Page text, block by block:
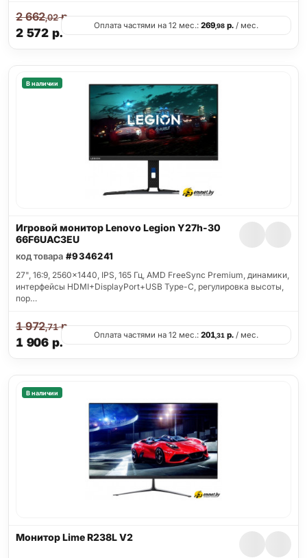
2 572 р.
2 662,02р.
Оплата частями на 12 мес.: 269,98 р. / мес.
В наличии
Игровой монитор Lenovo Legion Y27h-30
66F6UAC3EU
код товара #9346241
27", 16:9, 2560x1440, IPS, 165 Гц, AMD FreeSync Premium, динамики,
интерфейсы HDMI+DisplayPort+USB Type-C, регулировка высоты,
пор…
1 906 р.
1 972,71р.
Оплата частями на 12 мес.: 201,31 р. / мес.
В наличии
Монитор Lime R238L V2